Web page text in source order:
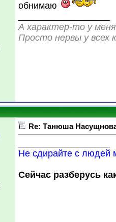
обнимаю
А характер-то у
Просто нервы у всех
Re: Танюша
Не сдирайте с людей
Сейчас разберусь